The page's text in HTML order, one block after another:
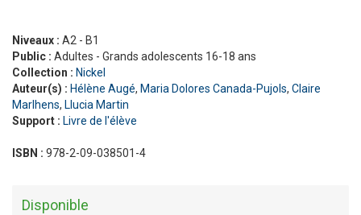
Niveaux : A2 - B1
Public : Adultes - Grands adolescents 16-18 ans
Collection : Nickel
Auteur(s) : Hélène Augé, Maria Dolores Canada-Pujols, Claire
Marlhens, Llucia Martin
Support : Livre de l'élève
ISBN : 978-2-09-038501-4
Disponible